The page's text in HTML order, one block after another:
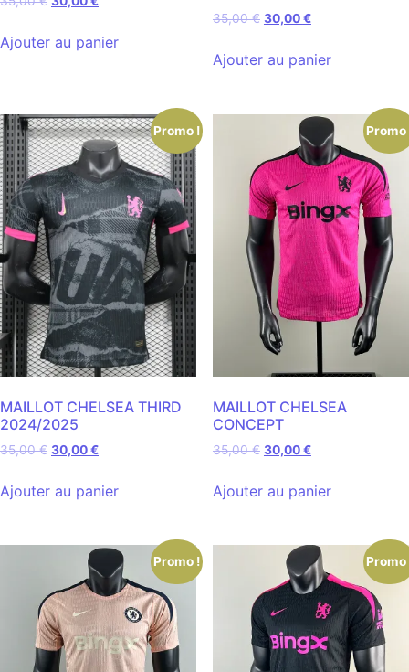
Ajouter au panier
35,00€ 30,00€
Ajouter au panier
Promo !
MAILLOT CHELSEA THIRD
2024/2025
35,00€ 30,00€
Ajouter au panier
Promo
MAILLOT CHELSEA
CONCEPT
35,00€ 30,00€
Ajouter au panier
Promo ! Promo